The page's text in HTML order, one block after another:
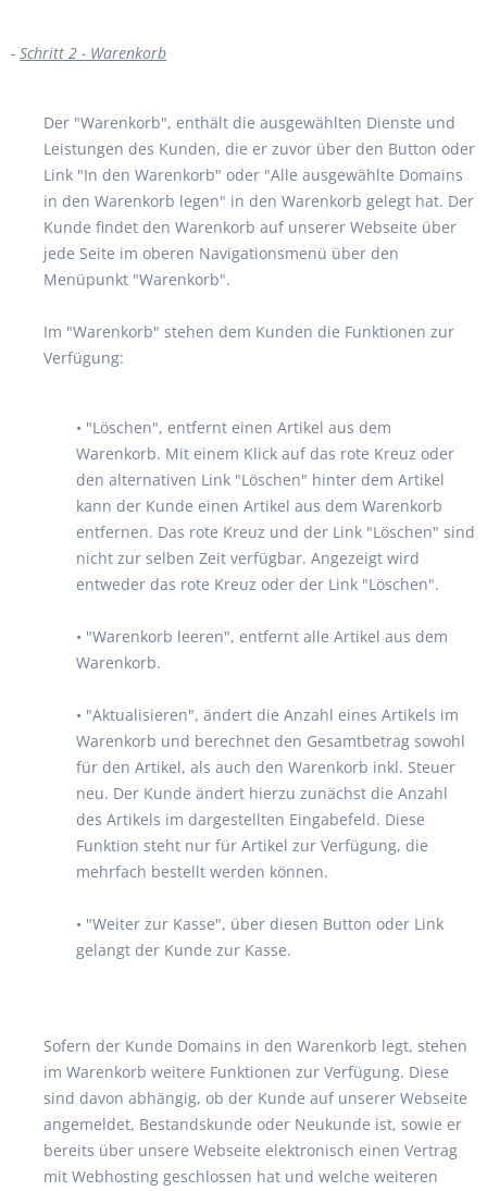
- Schritt 2 - Warenkorb
Der "Warenkorb", enthält die ausgewählten Dienste und
Leistungen des Kunden, die er zuvor über den Button oder
Link "In den Warenkorb" oder "Alle ausgewählte Domains
in den Warenkorb legen" in den Warenkorb gelegt hat. Der
Kunde findet den Warenkorb auf unserer Webseite über
jede Seite im oberen Navigationsmenü über den
Menüpunkt "Warenkorb".
Im "Warenkorb" stehen dem Kunden die Funktionen zur
Verfügung:
• "Löschen", entfernt einen Artikel aus dem
Warenkorb. Mit einem Klick auf das rote Kreuz oder
den alternativen Link "Löschen" hinter dem Artikel
kann der Kunde einen Artikel aus dem Warenkorb
entfernen. Das rote Kreuz und der Link "Löschen" sind
nicht zur selben Zeit verfügbar. Angezeigt wird
entweder das rote Kreuz oder der Link "Löschen".
• "Warenkorb leeren", entfernt alle Artikel aus dem
Warenkorb.
• "Aktualisieren", ändert die Anzahl eines Artikels im
Warenkorb und berechnet den Gesamtbetrag sowohl
für den Artikel, als auch den Warenkorb inkl. Steuer
neu. Der Kunde ändert hierzu zunächst die Anzahl
des Artikels im dargestellten Eingabefeld. Diese
Funktion steht nur für Artikel zur Verfügung, die
mehrfach bestellt werden können.
• "Weiter zur Kasse", über diesen Button oder Link
gelangt der Kunde zur Kasse.
Sofern der Kunde Domains in den Warenkorb legt, stehen
im Warenkorb weitere Funktionen zur Verfügung. Diese
sind davon abhängig, ob der Kunde auf unserer Webseite
angemeldet, Bestandskunde oder Neukunde ist, sowie er
bereits über unsere Webseite elektronisch einen Vertrag
mit Webhosting geschlossen hat und welche weiteren